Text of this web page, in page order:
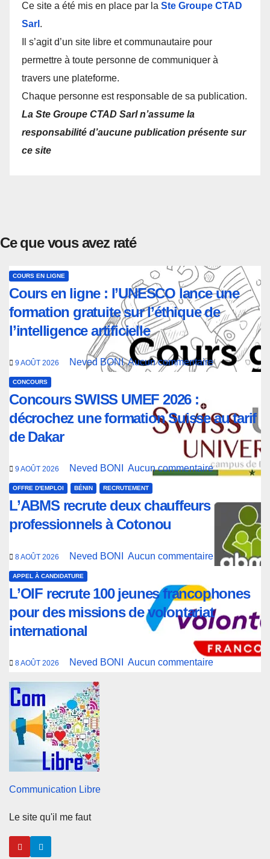
Ce site a été mis en place par la Ste Groupe CTAD
Sarl .
Il s’agit d’un site libre et communautaire pour
permettre à toute personne de communiquer à
travers une plateforme.
Chaque personne est responsable de sa publication.
La Ste Groupe CTAD Sarl n’assume la
responsabilité d’aucune publication présente sur
ce site
Ce que vous avez raté
COURS EN LIGNE
Cours en ligne : l’UNESCO lance une
formation gratuite sur l’éthique de
l’intelligence artificielle
9 AOÛT 2026 Neved BONIAucun commentaire
CONCOURS
Concours SWISS UMEF 2026 :
décrochez une formation Suisse au tarif
de Dakar
9 AOÛT 2026 Neved BONI Aucun commentaire
OFFRE D'EMPLOI BÉNIN RECRUTEMENT
L’ABMS recrute deux chauffeurs
professionnels à Cotonou
8 AOÛT 2026 Neved BONI Aucun commentaire
APPEL À CANDIDATURE
L’OIF recrute 100 jeunes francophones
pour des missions de volontariat
international
8 AOÛT 2026 Neved BONI Aucun commentaire
Communication Libre
Le site qu'il me faut